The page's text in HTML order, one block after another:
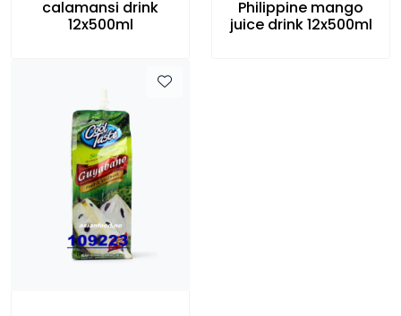
calamansi drink
12x500ml
Philippine mango
juice drink 12x500ml